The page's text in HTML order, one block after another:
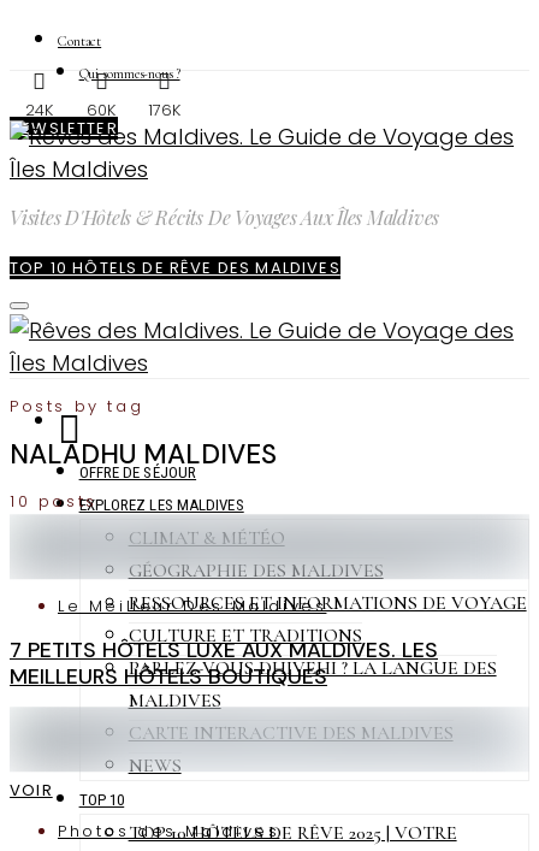
Contact
Qui sommes-nous ?
NEWSLETTER
24K 60K 176K
Visites D'Hôtels & Récits De Voyages Aux Îles Maldives
TOP 10 HÔTELS DE RÊVE DES MALDIVES
OFFRE DE SÉJOUR
EXPLOREZ LES MALDIVES
CLIMAT & MÉTÉO
GÉOGRAPHIE DES MALDIVES
RESSOURCES ET INFORMATIONS DE VOYAGE
CULTURE ET TRADITIONS
PARLEZ-VOUS DHIVEHI ? LA LANGUE DES
MALDIVES
CARTE INTERACTIVE DES MALDIVES
NEWS
TOP 10
TOP 10 HÔTELS DE RÊVE 2025 | VOTRE
Posts by tag
NALADHU MALDIVES
10 posts
Le Meilleur Des Maldives
7 PETITS HÔTELS LUXE AUX MALDIVES. LES
MEILLEURS HÔTELS BOUTIQUES
VOIR
Photos des Maldives